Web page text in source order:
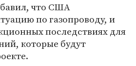
что США
по газопроводу, и
последствиях для
которые будут